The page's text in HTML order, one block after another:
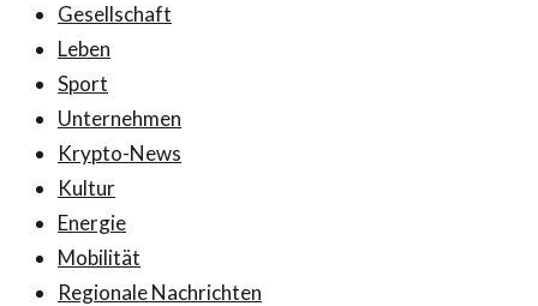
Gesellschaft
Leben
Sport
Unternehmen
Krypto-News
Kultur
Energie
Mobilität
Regionale Nachrichten